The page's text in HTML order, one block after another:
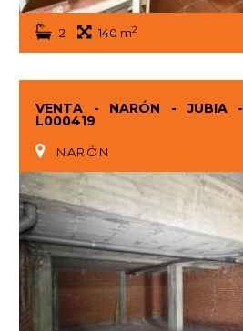
2 140 m2
VENTA - NARÓN - JUBIA -
L000419
NARÓN